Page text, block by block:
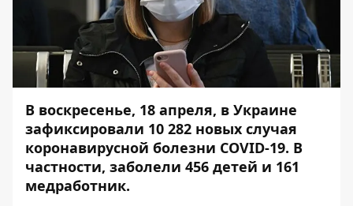
В воскресенье, 18 апреля, в Украине
зафиксировали 10 282 новых случая
коронавирусной болезни COVID-19. В
частности, заболели 456 детей и 161
медработник.